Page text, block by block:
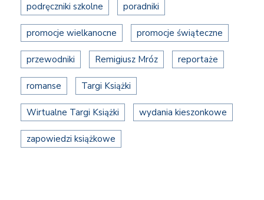
podręczniki szkolne poradniki
promocje wielkanocne promocje świąteczne
przewodniki Remigiusz Mróz reportaże
romanse Targi Książki
Wirtualne Targi Książki wydania kieszonkowe
zapowiedzi książkowe